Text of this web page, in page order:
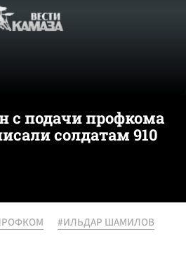
с подачи профкома
солдатам 910
#ИЛЬДАР ШАМИЛОВ